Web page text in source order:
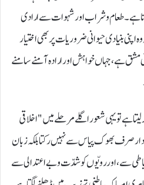
ہے۔ طعام و شراب اور شہوات سے ارادی
بنیادی حیوانی ضروریات پر بھی اختیار
مشق ہے، جہاں خواہش اور ارادہ آمنے سامنے
ہے تو یہی شعور اگلے مرحلے میں "اخلاقی
صرف بھوک پیاس سے نہیں رکتا بلکہ زبان
سے، اور رویّوں کو شدّت و بے اعتدالی سے